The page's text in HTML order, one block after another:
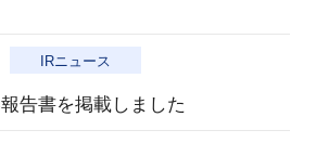
IRニュース
告書を掲載しました